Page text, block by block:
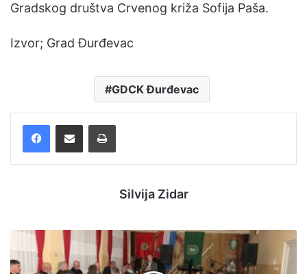
Gradskog društva Crvenog križa Sofija Paša.
Izvor; Grad Đurđevac
GDCK Đurđevac
Silvija Zidar